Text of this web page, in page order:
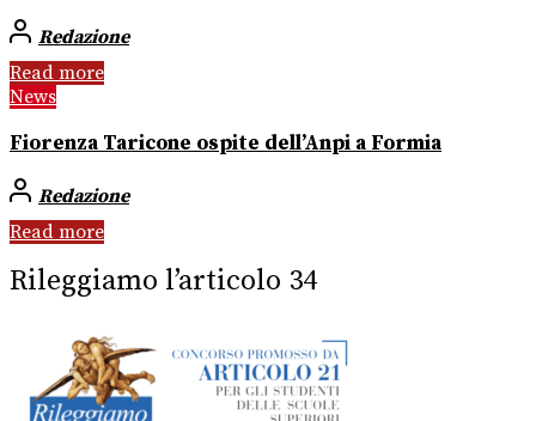
Redazione
Read more
News
Fiorenza Taricone ospite dell’Anpi a Formia
Redazione
Read more
Rileggiamo l’articolo 34